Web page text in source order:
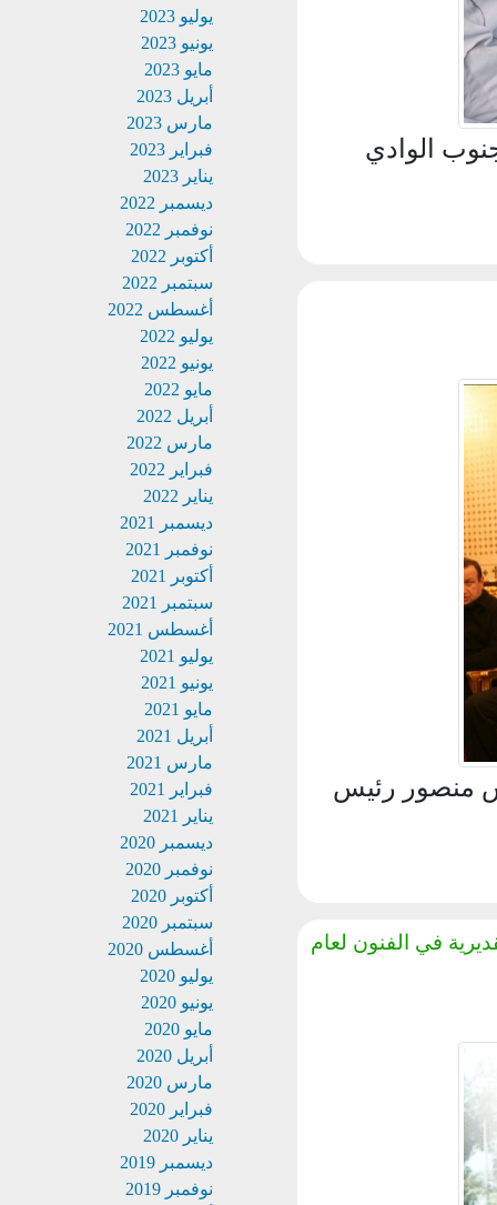
الوادي
منصور رئيس
في الفنون لعام
يوليو 2023
يونيو 2023
مايو 2023
أبريل 2023
مارس 2023
فبراير 2023
يناير 2023
ديسمبر 2022
نوفمبر 2022
أكتوبر 2022
سبتمبر 2022
أغسطس 2022
يوليو 2022
يونيو 2022
مايو 2022
أبريل 2022
مارس 2022
فبراير 2022
يناير 2022
ديسمبر 2021
نوفمبر 2021
أكتوبر 2021
سبتمبر 2021
أغسطس 2021
يوليو 2021
يونيو 2021
مايو 2021
أبريل 2021
مارس 2021
فبراير 2021
يناير 2021
ديسمبر 2020
نوفمبر 2020
أكتوبر 2020
سبتمبر 2020
أغسطس 2020
يوليو 2020
يونيو 2020
مايو 2020
أبريل 2020
مارس 2020
فبراير 2020
يناير 2020
ديسمبر 2019
نوفمبر 2019